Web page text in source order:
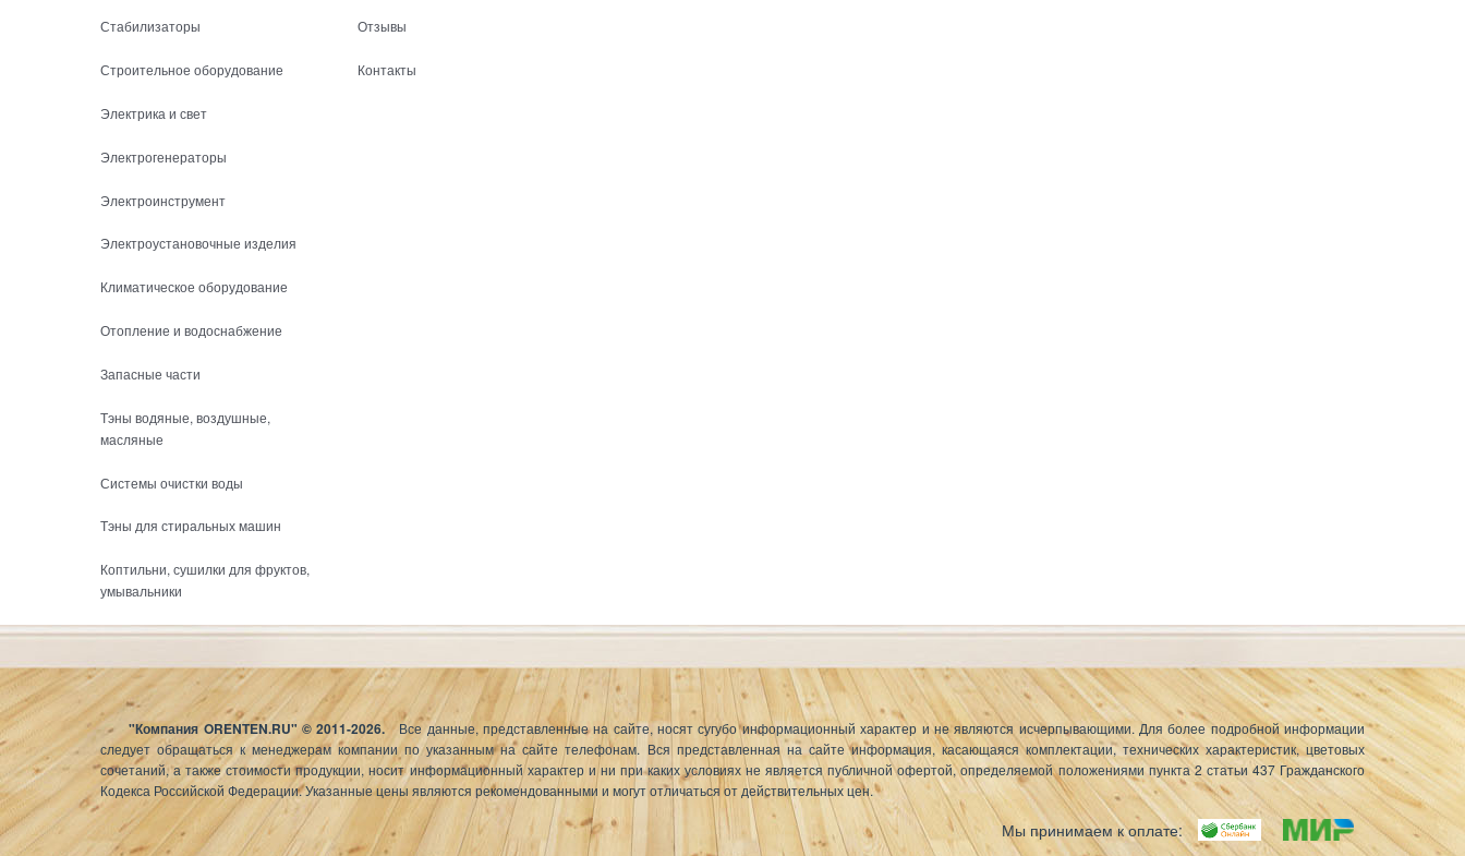
Стабилизаторы
Строительное оборудование
Электрика и свет
Электрогенераторы
Электроинструмент
Электроустановочные изделия
Климатическое оборудование
Отопление и водоснабжение
Запасные части
Тэны водяные, воздушные,
масляные
Системы очистки воды
Тэны для стиральных машин
Коптильни, сушилки для фруктов,
умывальники
Отзывы
Контакты
"Компания ORENTEN.RU" © 2011-2026. Все данные, представленные на сайте, носят сугубо информационный характер и не являются исчерпывающими. Для болееподробной информации
следует обращаться к менеджерам компании по указанным на сайте телефонам. Вся представленная на сайте информация, касающаяся комплектации, технических характеристик, цветовых
сочетаний, а также стоимости продукции, носит информационный характер и ни при каких условиях не является публичной офертой, определяемой положениями пункта 2 статьи 437 Гражданского
Кодекса Российской Федерации. Указанные цены являются рекомендованными и могут отличаться от действительных цен.
Мы принимаем к оплате: